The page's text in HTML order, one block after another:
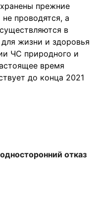
прежние
проводятся, а
в
для жизни и здоровья
ЧС природного и
время
до конца 2021
отказ